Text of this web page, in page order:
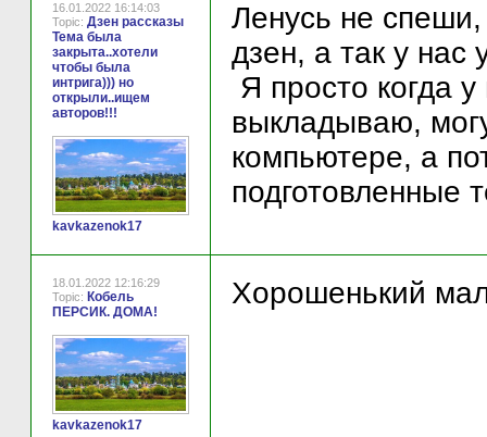
16.01.2022 16:14:03
Topic: Дзен рассказы
Тема была
закрыта..хотели
чтобы была
интрига))) но
открыли..ищем
авторов!!!
kavkazenok17
Ленусь не
дзен, а так у нас
Я просто когда
выкладываю,
компьютере, а
подготовленные
18.01.2022 12:16:29
Topic: Кобель
ПЕРСИК. ДОМА!
kavkazenok17
Хорошенький